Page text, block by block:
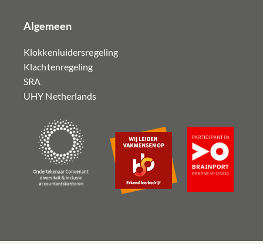
Algemeen
Klokkenluidersregeling
Klachtenregeling
SRA
UHY Netherlands